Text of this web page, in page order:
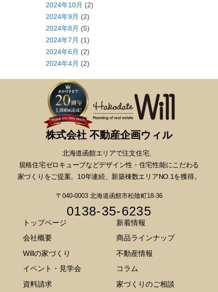
2024年10月 (2)
2024年9月 (2)
2024年8月 (5)
2024年7月 (1)
2024年6月 (2)
2024年4月 (2)
株式会社 不動産企画ウィル
北海道函館エリアで注文住宅、
規格住宅ゼロキューブなどデザイン性・ 住宅性能にこだわる
家づくりをご提案。10年連続、新築棟数エリアNO.1を獲得。
〒040-0003 北海道函館市松陰町18-36
0138-35-6235
トップページ
会社概要
Willの家づくり
イベント・見学会
資料請求
新着情報
商品ラインナップ
不動産情報
コラム
家づくりのご相談